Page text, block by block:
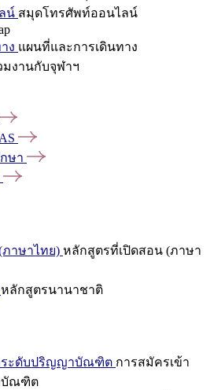
น์ สมุดโทรศัพท์ออนไลน์
ง แผนที่และการเดินทาง
มงานกับจุฬาฯ
ษา
าษาไทย) หลักสูตรที่เปิดสอน (ภาษา
หลักสูตรนานาชาติ
ระดับปริญญาบัณฑิต การสมัครเข้า
บัณฑิต